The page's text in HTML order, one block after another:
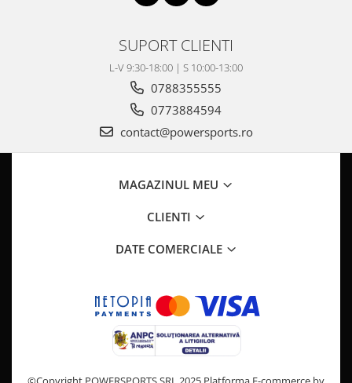
SUPORT CLIENTI
L-V 9:30-18:00 | S 10:00-13:00
0788355555
0773884594
contact@powersports.ro
MAGAZINUL MEU
CLIENTI
DATE COMERCIALE